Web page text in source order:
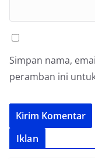
Simpan nama,
peramban ini
Iklan